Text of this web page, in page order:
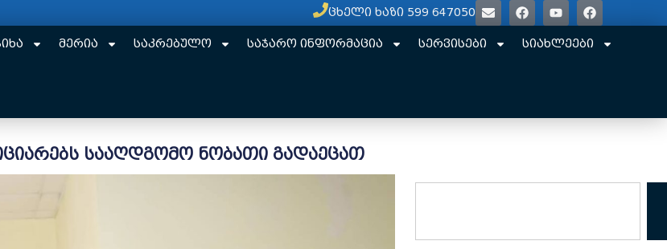
ცხელი ხაზი 599 647050
მერია საკრებულო საჯარო ინფორმაცია სერვისები სიახლეები
სააღდგომო ნობათი გადაეცათ